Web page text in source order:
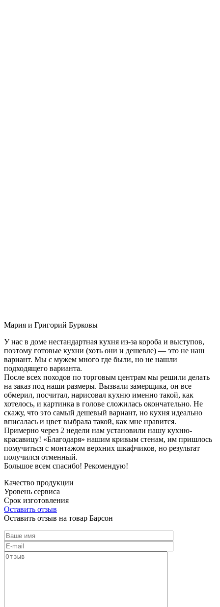
Мария и Григорий Бурковы
У нас в доме нестандартная кухня из-за короба и выступов,
поэтому готовые кухни (хоть они и дешевле) — это не наш
вариант. Мы с мужем много где были, но не нашли
подходящего варианта.
После всех походов по торговым центрам мы решили делать
на заказ под наши размеры. Вызвали замерщика, он все
обмерил, посчитал, нарисовал кухню именно такой, как
хотелось, и картинка в голове сложилась окончательно. Не
скажу, что это самый дешевый вариант, но кухня идеально
вписалась и цвет выбрала такой, как мне нравится.
Примерно через 2 недели нам установили нашу кухню-
красавицу! «Благодаря» нашим кривым стенам, им пришлось
помучиться с монтажом верхних шкафчиков, но результат
получился отменный.
Большое всем спасибо! Рекомендую!
Качество продукции
Уровень сервиса
Срок изготовления
Оставить отзыв
Оставить отзыв на товар Барсон